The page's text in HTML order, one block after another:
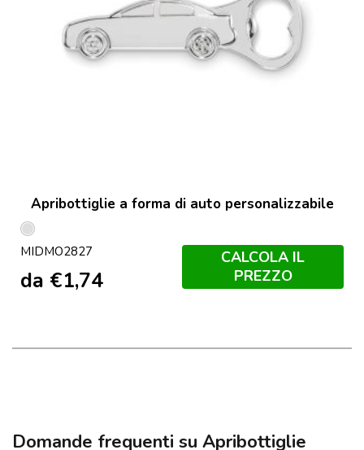
Apribottiglie a forma di auto personalizzabile
Argento
Opaco
MIDMO2827
da €1,74
CALCOLA IL
PREZZO
Domande frequenti su Apribottiglie